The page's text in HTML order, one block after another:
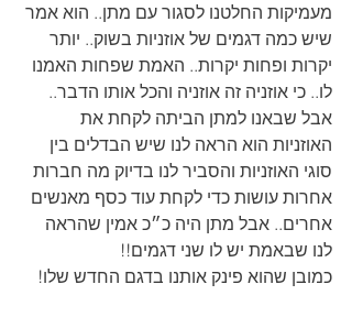
מעמיקות החלטנו לסגור עם מתן.. הוא אמר
שיש כמה דגמים של אוזניות בשוק.. יותר
יקרות ופחות יקרות.. האמת שפחות האמנו
לו.. כי אוזניה זה אוזניה והכל אותו הדבר..
אבל שבאנו למתן הביתה לקחת את
האוזניות הוא הראה לנו שיש הבדלים בין
סוגי האוזניות והסביר לנו בדיוק מה חברות
אחרות עושות כדי לקחת עוד כסף מאנשים
אחרים.. אבל מתן היה כ״כ אמין שהראה
לנו שבאמת יש לו שני דגמים!!
כמובן שהוא פינק אותנו בדגם החדש שלו!